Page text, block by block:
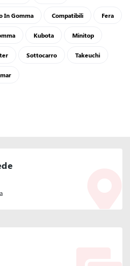
In Gomma Compatibili Fera
Kubota Minitop
Sottocarro Takeuchi